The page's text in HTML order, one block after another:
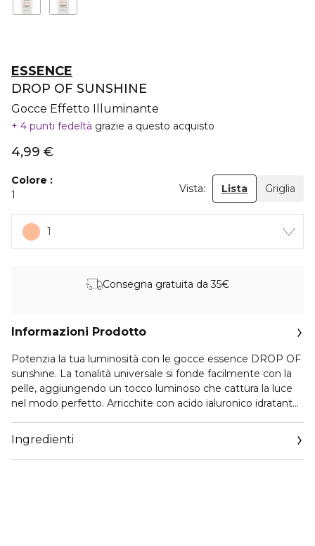
ESSENCE
DROP OF SUNSHINE
Gocce Effetto Illuminante
4 punti fedeltà grazie a questo acquisto
4,99 €
Colore
1
Vista: Lista Griglia
1
Consegna gratuita da 35€
Informazioni Prodotto
Potenzia la tua luminosità con le gocce essence DROP OF
sunshine. La tonalità universale si fonde facilmente con la
pelle, aggiungendo un tocco luminoso che cattura la luce
nel modo perfetto. Arricchite con acido ialuronico idratante
morbida e idratata. Usale da sole per un effetto illuminante
naturale o mescolale con la tua crema idratante, primer o
fondotinta per un glow all-over. Agita bene il flacone prima
Ingredienti